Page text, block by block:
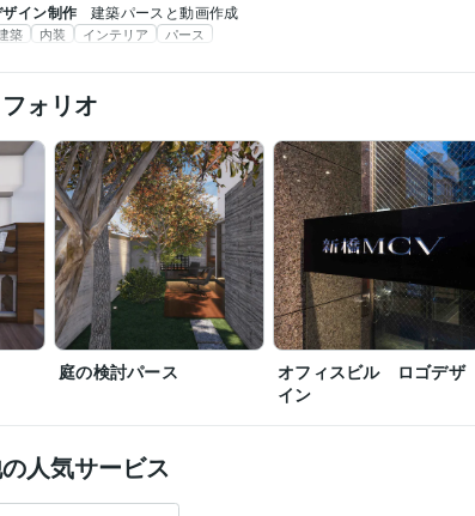
イン制作 建築パースと動画作成
築 内装 インテリア パース
ォリオ
庭の検討パース
オフィスビル ロゴデザ
イン
人気サービス